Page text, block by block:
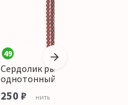
49
Сердолик рыжий
однотонный шар 8 мм
250 ₽ нить